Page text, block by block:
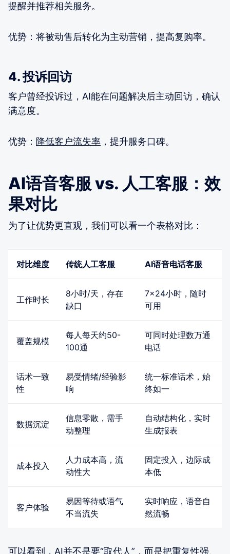
提醒并推荐相关服务。
优势：将被动售后转化为主动营销，提高复购率。
4. 投诉回访
客户曾经投诉过，AI能在问题解决后主动回访，确认
满意度。
优势： 降低客户流失率 ，提升服务口碑。
AI语音客服 vs. 人工客服：效
果对比
为了让优势更直观，我们可以看一个表格对比：
对比维度 传统人工客服 AI语音电话客服
工作时长
8小时/天，存在
缺口
7×24小时，随时
可用
覆盖规模
每人每天约50-
100通
可同时处理数万通
电话
话术一致
性
易受情绪/经验影
响
统一标准话术，始
终如一
数据沉淀
信息零散，需手
动整理
自动结构化，实时
生成报表
成本投入
人力成本高，流
动性大
固定投入，边际成
本低
客户体验
易因等待或语气
不当流失
实时响应，语音自
然流畅
可以看到，AI并不是要“取代人”，而是把重复性强、